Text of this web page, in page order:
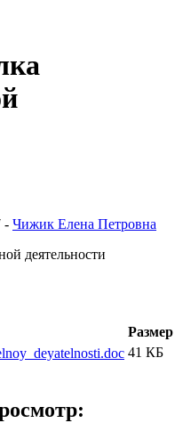
- Чижик Елена Петровна
деятельности
Размер
41 КБ